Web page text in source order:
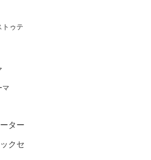
トゥテ
マ
ター
クセ